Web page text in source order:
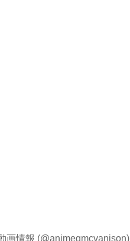
画情報 (@animegmcvanison)